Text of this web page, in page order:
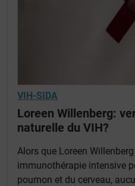
VIH-SIDA
Loreen Willenberg:
naturelle du VIH?
Alors que Loreen
immunothérapie intensive
poumon et du cerveau,